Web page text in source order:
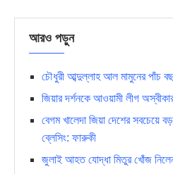
আরও পড়ুন
চৌধুরী আব্দুল্লাহ আল মামুনের পাঁচ
জিয়ার দর্শনকে আওয়ামী লীগ
বেগম খালেদা জিয়া দেশের সবচেয়ে
ব্লেসিং: ফারুকী
জুলাই আহত যোদ্ধা মিতুর খোঁজ নিলেন